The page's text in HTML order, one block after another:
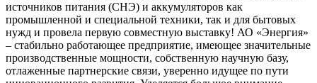
источников питания (СНЭ) и аккумуляторов как
промышленной и специальной техники, так и для бытовых
нужд и провела первую совместную выставку! АО «Энергия»
– стабильно работающее предприятие, имеющее значительные
производственные мощности, собственную научную базу,
отлаженные партнерские связи, уверенно идущее по пути